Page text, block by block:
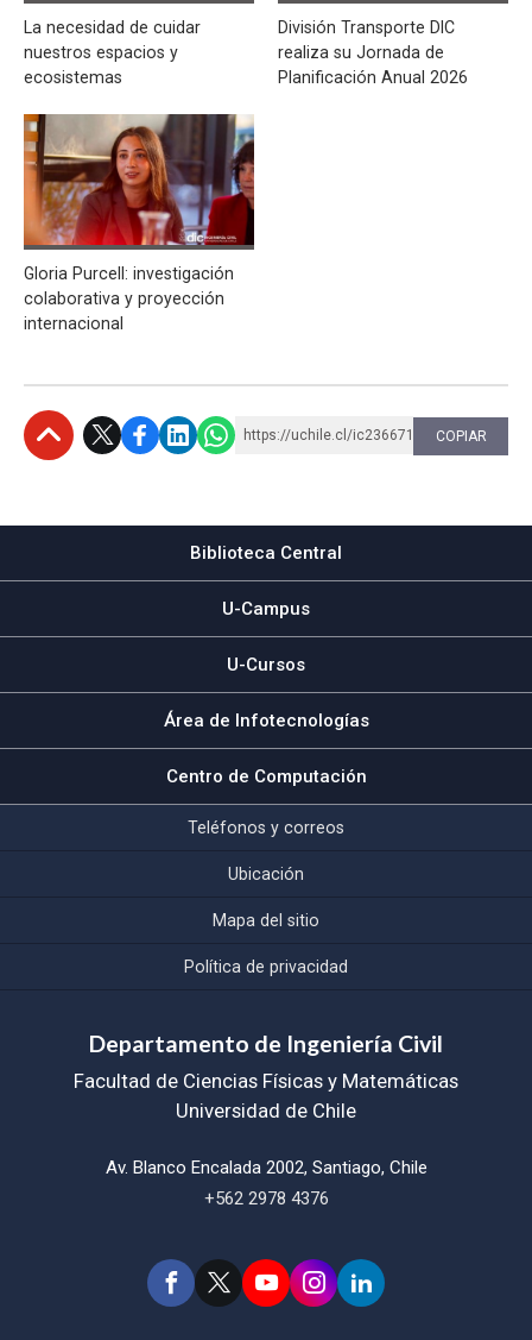
La necesidad de cuidar
nuestros espacios y
ecosistemas
División Transporte DIC
realiza su Jornada de
Planificación Anual 2026
Gloria Purcell: investigación
colaborativa y proyección
internacional
https://uchile.cl/ic236671 COPIAR
Biblioteca Central
U-Campus
U-Cursos
Área de Infotecnologías
Centro de Computación
Teléfonos y correos
Ubicación
Mapa del sitio
Política de privacidad
Departamento de Ingeniería Civil
Facultad de Ciencias Físicas y Matemáticas
Universidad de Chile
Av. Blanco Encalada 2002, Santiago, Chile
+562 2978 4376